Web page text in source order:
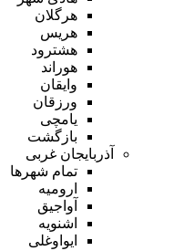
هرگلان
هریس
هشترود
هوراند
وایقان
ورزقان
یامچی
بازگشت
آذربایجان غربی
تمام شهر‌ها
ارومیه
آواجیق
اشنویه
ایواوغلی